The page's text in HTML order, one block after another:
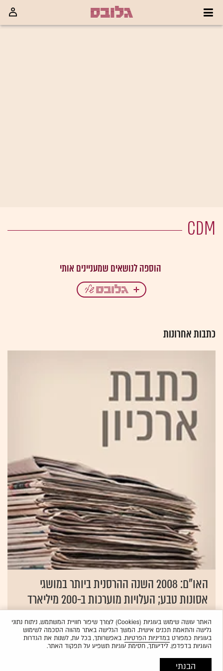
CDM
כתבות אחרונות
האו"ם: 2008 השנה ההרסנית ביותר במושגי
אסונות טבע; העלויות מוערכות ב-200 מיליארד
דולר
04.01.2009 שירות גלובס
האתר עושה שימוש בעוגיות (Cookies) לצורך שיפור חוויית המשתמש, ניתוח נתוני
גלישה והתאמת תכנים אישית. המשך הגלישה באתר מהווה הסכמה לשימוש
בעוגיות כמפורטבמדיניות הפרטיות. באפשרותך, בכל עת, לשנות את הגדרות
העוגיות בדפדפן. לידיעתך, חסימת עוגיות תשפיע על תפקוד האתר.
הבנתי